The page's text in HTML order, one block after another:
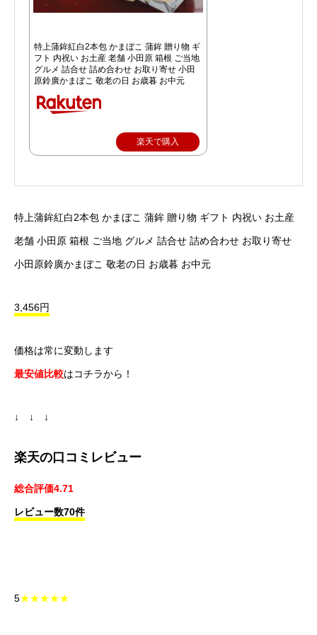
特上蒲鉾紅白2本包 かまぼこ 蒲鉾 贈り物 ギ
フト 内祝い お土産 老舗 小田原 箱根 ご当地
グルメ 詰合せ 詰め合わせ お取り寄せ 小田
原鈴廣かまぼこ 敬老の日 お歳暮 お中元
楽天で購入
特上蒲鉾紅白2本包 かまぼこ 蒲鉾 贈り物 ギフト 内祝い お土産
老舗 小田原 箱根 ご当地 グルメ 詰合せ 詰め合わせ お取り寄せ
小田原鈴廣かまぼこ 敬老の日 お歳暮 お中元
3,456円
価格は常に変動します
最安値比較はコチラから！
↓ ↓ ↓
楽天の口コミレビュー
総合評価4.71
レビュー数70件
5★★★★★